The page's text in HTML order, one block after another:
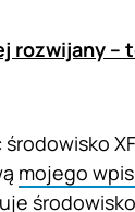
rozwijany
mojego
środowisko